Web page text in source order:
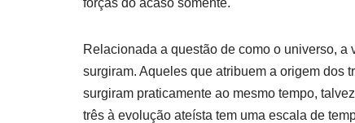
Relacionada a questão de como o universo,
surgiram. Aqueles que atribuem a origem dos
surgiram praticamente ao mesmo tempo,
três à evolução ateísta tem uma escala de